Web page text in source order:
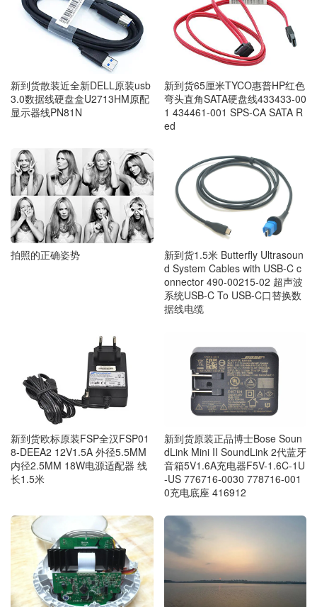
新到货散装近全新DELL原装usb
3.0数据线硬盘盒U2713HM原配
显示器线PN81N
新到货65厘米TYCO惠普HP红色
弯头直角SATA硬盘线433433-00
1 434461-001 SPS-CA SATA R
ed
拍照的正确姿势
新到货1.5米 Butterfly Ultrasoun
d System Cables with USB-C c
onnector 490-00215-02 超声波
系统USB-C To USB-C口替换数
据线电缆
新到货欧标原装FSP全汉FSP01
8-DEEA2 12V1.5A 外径5.5MM
内径2.5MM 18W电源适配器 线
长1.5米
新到货原装正品博士Bose Soun
dLink Mini II SoundLink 2代蓝牙
音箱5V1.6A充电器F5V-1.6C-1U
-US 776716-0030 778716-001
0充电底座 416912